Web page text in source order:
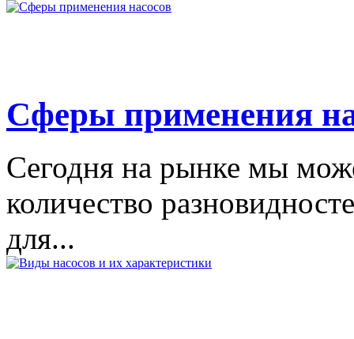
Сферы применения
Сегодня на рынке мы
количество
для...